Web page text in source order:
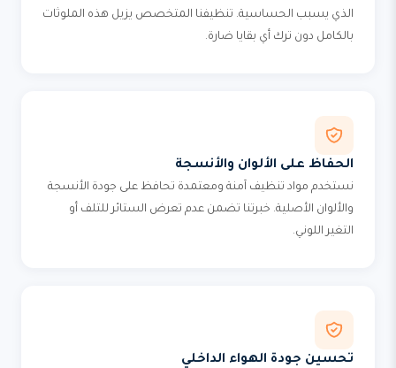
الذي يسبب الحساسية. تنظيفنا المتخصص يزيل هذه الملوثات
بالكامل دون ترك أي بقايا ضارة.
الحفاظ على الألوان والأنسجة
نستخدم مواد تنظيف آمنة ومعتمدة تحافظ على جودة الأنسجة
والألوان الأصلية. خبرتنا تضمن عدم تعرض الستائر للتلف أو
التغير اللوني.
تحسين جودة الهواء الداخلي